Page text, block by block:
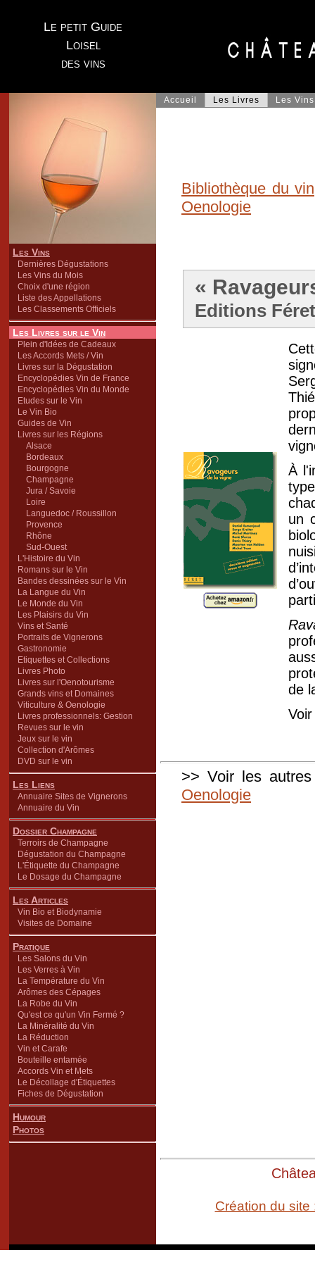
Le petit Guide
Loisel
des vins
Les Vins
Dernières Dégustations
Les Vins du Mois
Choix d'une région
Liste des Appellations
Les Classements Officiels
Les Livres sur le Vin
Plein d'Idées de Cadeaux
Les Accords Mets / Vin
Livres sur la Dégustation
Encyclopédies Vin de France
Encyclopédies Vin du Monde
Etudes sur le Vin
Le Vin Bio
Guides de Vin
Livres sur les Régions
Alsace
Bordeaux
Bourgogne
Champagne
Jura / Savoie
Loire
Languedoc / Roussillon
Provence
Rhône
Sud-Ouest
L'Histoire du Vin
Romans sur le Vin
Bandes dessinées sur le Vin
La Langue du Vin
Le Monde du Vin
Les Plaisirs du Vin
Vins et Santé
Portraits de Vignerons
Gastronomie
Etiquettes et Collections
Livres Photo
Livres sur l'Oenotourisme
Grands vins et Domaines
Viticulture & Oenologie
Livres professionnels: Gestion
Revues sur le vin
Jeux sur le vin
Collection d'Arômes
DVD sur le vin
Les Liens
Annuaire Sites de Vignerons
Annuaire du Vin
Dossier Champagne
Terroirs de Champagne
Dégustation du Champagne
L'Étiquette du Champagne
Le Dosage du Champagne
Les Articles
Vin Bio et Biodynamie
Visites de Domaine
Pratique
Les Salons du Vin
Les Verres à Vin
La Température du Vin
Arômes des Cépages
La Robe du Vin
Qu'est ce qu'un Vin Fermé ?
La Minéralité du Vin
La Réduction
Vin et Carafe
Bouteille entamée
Accords Vin et Mets
Le Décollage d'Étiquettes
Fiches de Dégustation
Humour
Photos
Accueil Les Livres Les Vins
Bibliothèque du vin
Oenologie
«
Editions
À
un
de
>> Voir les
Oenologie
Création du site